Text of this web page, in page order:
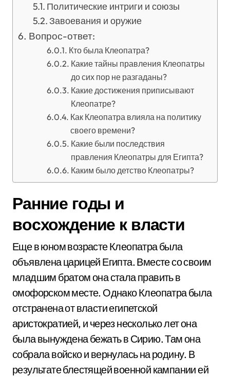
Политические интриги и союзы
Завоевания и оружие
Вопрос-ответ:
Кто была Клеопатра?
Какие тайны правления Клеопатры
до сих пор не разгаданы?
Какие достижения приписывают
Клеопатре?
Как Клеопатра влияла на политику
своего времени?
Какие были последствия
правления Клеопатры для Египта?
Каким было детство Клеопатры?
Ранние годы и
восхождение к власти
Еще в юном возрасте Клеопатра была
объявлена царицей Египта. Вместе со своим
младшим братом она стала править в
омофорском месте. Однако Клеопатра была
отстранена от власти египетской
аристократией, и через несколько лет она
была вынуждена бежать в Сирию. Там она
собрала войско и вернулась на родину. В
результате блестящей военной кампании ей